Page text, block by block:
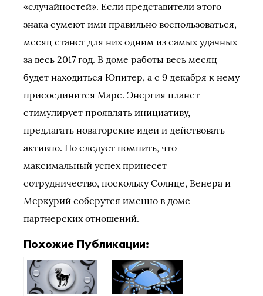
«случайностей». Если представители этого
знака сумеют ими правильно воспользоваться,
месяц станет для них одним из самых удачных
за весь 2017 год. В доме работы весь месяц
будет находиться Юпитер, а с 9 декабря к нему
присоединится Марс. Энергия планет
стимулирует проявлять инициативу,
предлагать новаторские идеи и действовать
активно. Но следует помнить, что
максимальный успех принесет
сотрудничество, поскольку Солнце, Венера и
Меркурий соберутся именно в доме
партнерских отношений.
Похожие Публикации: